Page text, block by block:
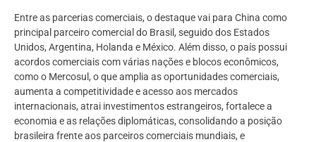
Entre as parcerias comerciais, o destaque vai para China como
principal parceiro comercial do Brasil, seguido dos Estados
Unidos, Argentina, Holanda e México. Além disso, o país possui
acordos comerciais com várias nações e blocos econômicos,
como o Mercosul, o que amplia as oportunidades comerciais,
aumenta a competitividade e acesso aos mercados
internacionais, atrai investimentos estrangeiros, fortalece a
economia e as relações diplomáticas, consolidando a posição
brasileira frente aos parceiros comerciais mundiais, e